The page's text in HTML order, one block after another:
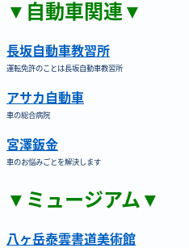
▼自動車関連▼
長坂自動車教習所
運転免許のことは長坂自動車教習所
アサカ自動車
車の総合病院
宮澤鈑金
車のお悩みごとを解決します
▼ミュージアム▼
八ヶ岳泰雲書道美術館